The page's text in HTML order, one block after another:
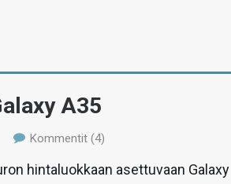
A35
Kommentit (4)
hintaluokkaan asettuvaan Galaxy